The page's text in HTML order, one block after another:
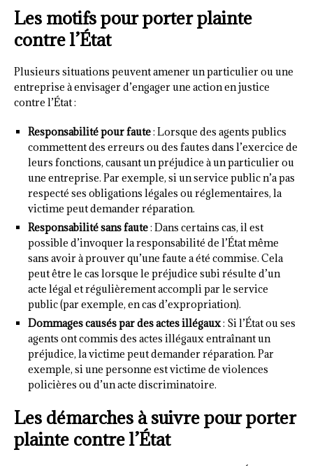
Les motifs pour porter plainte
contre l’État
Plusieurs situations peuvent amener un particulier ou une
entreprise à envisager d’engager une action en justice
contre l’État :
Responsabilité pour faute: Lorsque des agents publics
commettent des erreurs ou des fautes dans l’exercice de
leurs fonctions, causant un préjudice à un particulier ou
une entreprise. Par exemple, si un service public n’a pas
respecté ses obligations légales ou réglementaires, la
victime peut demander réparation.
Responsabilité sans faute: Dans certains cas, il est
possible d’invoquer la responsabilité de l’État même
sans avoir à prouver qu’une faute a été commise. Cela
peut être le cas lorsque le préjudice subi résulte d’un
acte légal et régulièrement accompli par le service
public (par exemple, en cas d’expropriation).
Dommages causés par des actes illégaux: Si l’État ou ses
agents ont commis des actes illégaux entraînant un
préjudice, la victime peut demander réparation. Par
exemple, si une personne est victime de violences
policières ou d’un acte discriminatoire.
Les démarches à suivre pour porter
plainte contre l’État